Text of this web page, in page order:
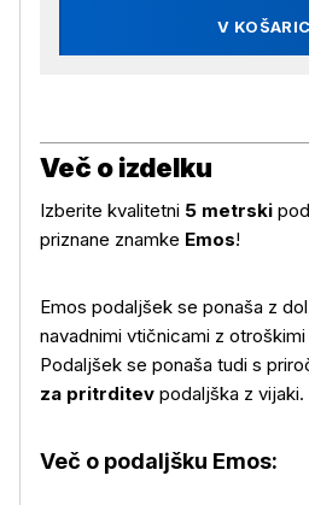
V
Več o izdelku
Izberite kvalitetni 5 metrski
priznane znamke Emos!
Emos podaljšek se ponaša z
navadnimi vtičnicami z
Podaljšek se ponaša tudi s
za pritrditev podaljška z vijaki.
Več o podaljšku Emos: